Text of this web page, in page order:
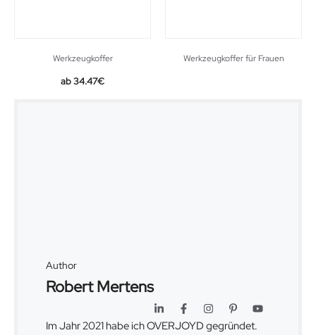
Werkzeugkoffer
34.47€
Werkzeugkoffer für Frauen
Author
Robert Mertens
Im Jahr 2021 habe ich OVERJOYD gegründet.